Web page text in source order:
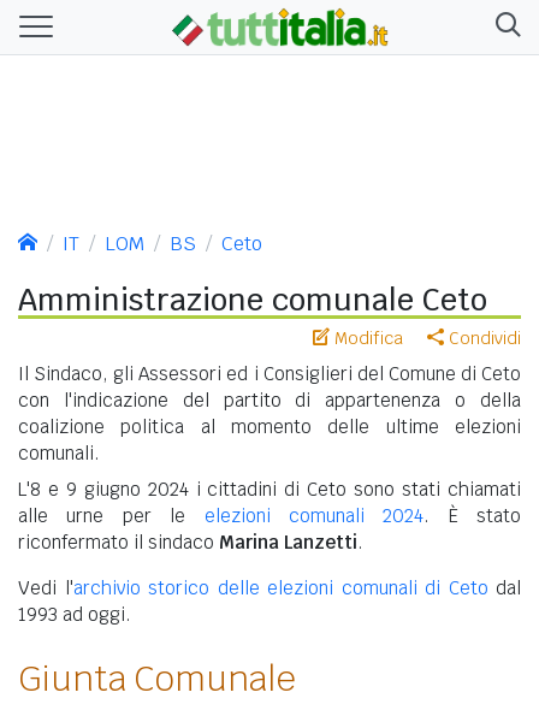
IT LOM BS Ceto
Amministrazione comunale Ceto
Modifica Condividi
Il Sindaco, gli Assessori ed i Consiglieri del Comune di Ceto
con l'indicazione del partito di appartenenza o della
coalizione politica al momento delle ultime elezioni
comunali.
L'8 e 9 giugno 2024 i cittadini di Ceto sono stati chiamati
alle urne per le elezioni comunali 2024. È stato
riconfermato il sindaco Marina Lanzetti.
Vedi l'archivio storico delle elezioni comunali di Ceto dal
1993 ad oggi.
Giunta Comunale